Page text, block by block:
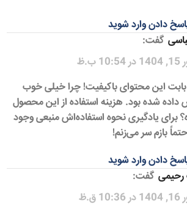
دادن وارد شوید
گفت:
این محتوای باکیفیت! چرا خیلی خوب
شده بود. هزینه استفاده از این محصول
برای یادگیری نحوه استفاده‌اش منبعی وجود
بازم سر می‌زنم!
دادن وارد شوید
رحیمی گفت: